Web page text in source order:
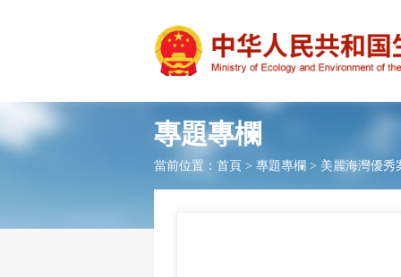
專題專欄
當前位置： 首頁 > 專題專欄 > 美麗海灣優秀